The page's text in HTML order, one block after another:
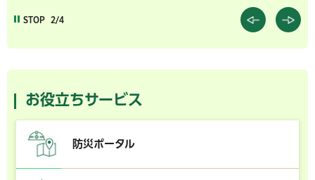
STOP 2/4
お役立ちサービス
防災ポータル